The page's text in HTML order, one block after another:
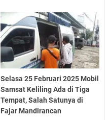
Selasa 25 Februari 2025 Mobil
Samsat Keliling Ada di Tiga
Tempat, Salah Satunya di
Fajar Mandirancan